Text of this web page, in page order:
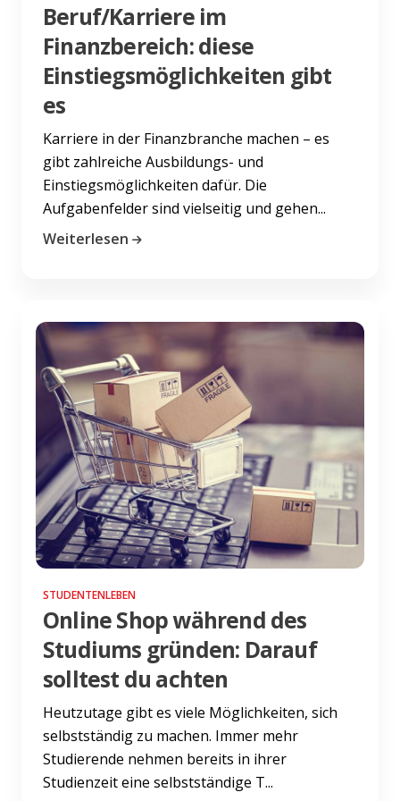
Beruf/Karriere im
Finanzbereich: diese
Einstiegsmöglichkeiten gibt
es
Karriere in der Finanzbranche machen – es
gibt zahlreiche Ausbildungs- und
Einstiegsmöglichkeiten dafür. Die
Aufgabenfelder sind vielseitig und gehen...
Weiterlesen
STUDENTENLEBEN
Online Shop während des
Studiums gründen: Darauf
solltest du achten
Heutzutage gibt es viele Möglichkeiten, sich
selbstständig zu machen. Immer mehr
Studierende nehmen bereits in ihrer
Studienzeit eine selbstständige T...